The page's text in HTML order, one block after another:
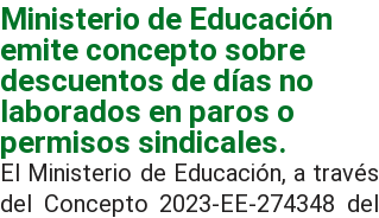
Ministerio de Educación
emite concepto sobre
descuentos de días no
laborados en paros o
permisos sindicales.
El Ministerio de Educación, a través
del Concepto 2023-EE-274348 del